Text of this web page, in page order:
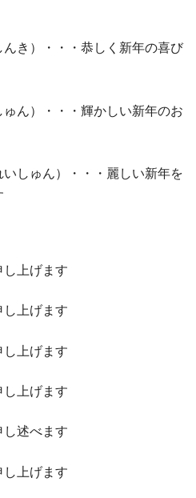
んき）・・・恭しく新年の喜び
ゅん）・・・輝かしい新年のお
いしゅん）・・・麗しい新年を
し上げます
し上げます
し上げます
し上げます
し述べます
し上げます